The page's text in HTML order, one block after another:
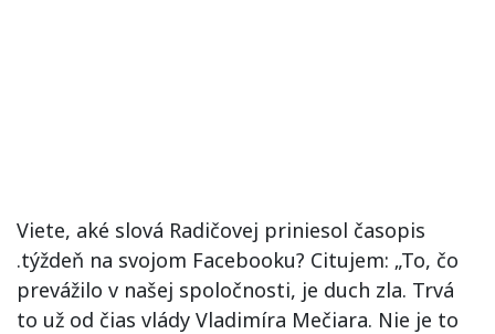
Viete, aké slová Radičovej priniesol časopis
.týždeň na svojom Facebooku? Citujem: „To, čo
prevážilo v našej spoločnosti, je duch zla. Trvá
to už od čias vlády Vladimíra Mečiara. Nie je to